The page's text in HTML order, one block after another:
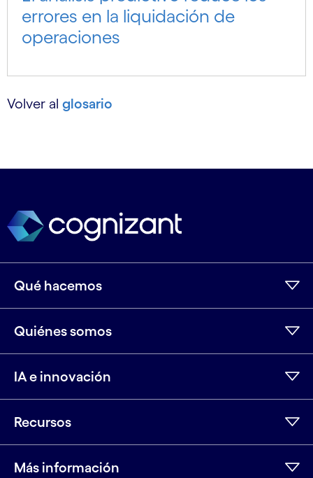
errores en la liquidación de
operaciones
Volver al glosario
Qué hacemos
Quiénes somos
IA e innovación
Recursos
Más información